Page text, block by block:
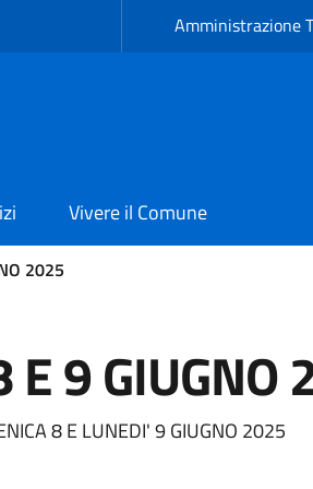
Amministrazione
Vivere il Comune
2025
E 9 GIUGNO
8 E LUNEDI' 9 GIUGNO 2025